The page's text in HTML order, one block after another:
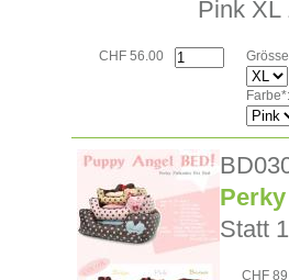
Pink XL
CHF 56.00
Farbe*:
Statt
CHF